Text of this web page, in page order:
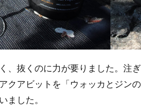
、抜くのに力が要りました。注
クアビットを「ウォッカとジン
ました。